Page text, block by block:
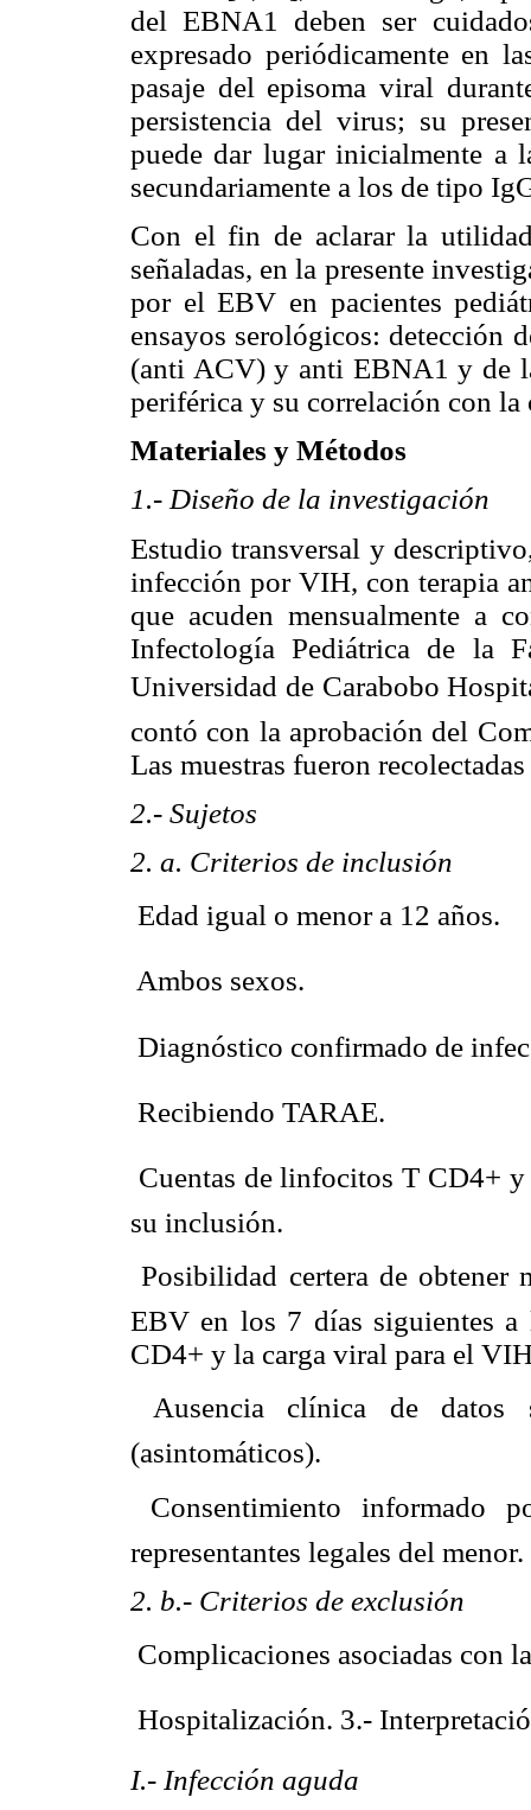
del EBNA1 deben ser
expresado periódicamente en
pasaje del episoma viral
persistencia del virus; su
puede dar lugar inicialmente a
secundariamente a los de tipo
Con el fin de aclarar la
señaladas, en la presente
por el EBV en pacientes
ensayos serológicos: detección
(anti ACV) y anti EBNA1 y de
periférica y su correlación con
Materiales y Métodos
1.- Diseño de la investigación
Estudio transversal y
infección por VIH, con terapia
que acuden mensualmente a
Infectología Pediátrica de la
Universidad de Carabobo
contó con la aprobación del
Las muestras fueron
2.- Sujetos
2. a. Criterios de inclusión
 Edad igual o menor a 12 años.
 Ambos sexos.
 Diagnóstico confirmado de
 Recibiendo TARAE.
 Cuentas de linfocitos T CD4+
su inclusión.
 Posibilidad certera de
EBV en los 7 días siguientes
CD4+ y la carga viral para el
 Ausencia clínica de
(asintomáticos).
 Consentimiento
representantes legales del menor.
2. b.- Criterios de exclusión
 Complicaciones asociadas
 Hospitalización. 3.-
I.- Infección aguda